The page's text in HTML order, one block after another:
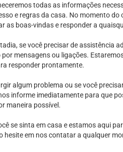
todas as informações
e regras da casa. No momento
as boas-vindas e responder a
se você precisar de assistência
mensagens ou ligações.
responder prontamente.
algum problema ou se você
informe imediatamente para que
maneira possível.
se sinta em casa e estamos aqui
hesite em nos contatar a qualquer